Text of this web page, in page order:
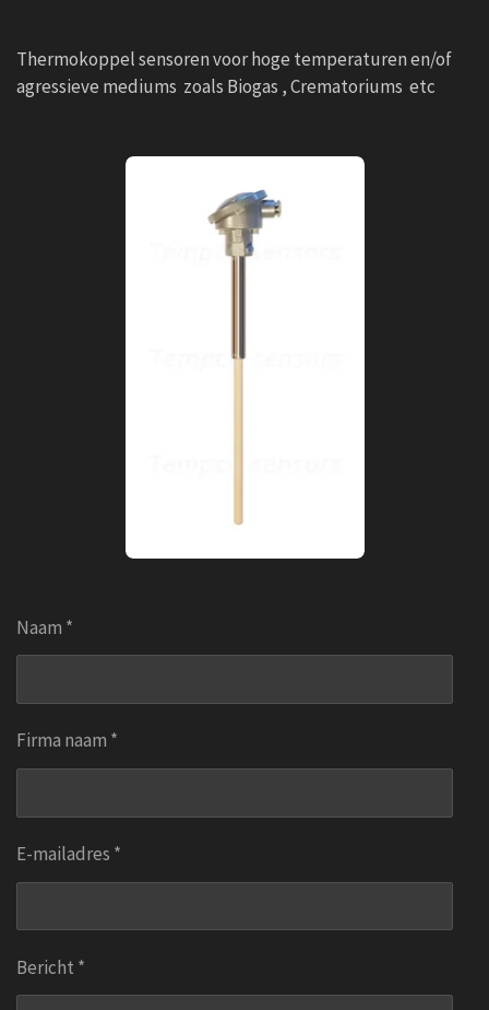
Thermokoppel sensoren voor hoge temperaturen en/of
agressieve mediums zoals Biogas , Crematoriums etc
Naam *
Firma naam *
E-mailadres *
Bericht *